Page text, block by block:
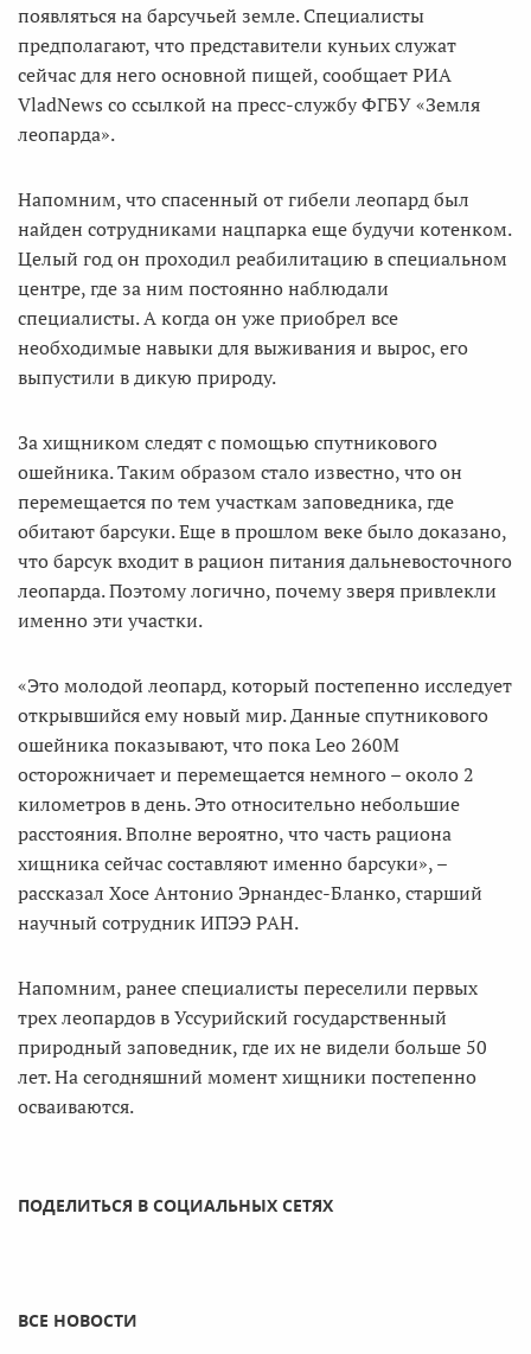
появляться на барсучьей земле. Специалисты
предполагают, что представители куньих служат
сейчас для него основной пищей, сообщает РИА
VladNews со ссылкой на пресс-службу ФГБУ «Земля
леопарда».
Напомним, что спасенный от гибели леопард был
найден сотрудниками нацпарка еще будучи котенком.
Целый год он проходил реабилитацию в специальном
центре, где за ним постоянно наблюдали
специалисты. А когда он уже приобрел все
необходимые навыки для выживания и вырос, его
выпустили в дикую природу.
За хищником следят с помощью спутникового
ошейника. Таким образом стало известно, что он
перемещается по тем участкам заповедника, где
обитают барсуки. Еще в прошлом веке было доказано,
что барсук входит в рацион питания дальневосточного
леопарда. Поэтому логично, почему зверя привлекли
именно эти участки.
«Это молодой леопард, который постепенно исследует
открывшийся ему новый мир. Данные спутникового
ошейника показывают, что пока Leo 260M
осторожничает и перемещается немного – около 2
километров в день. Это относительно небольшие
расстояния. Вполне вероятно, что часть рациона
хищника сейчас составляют именно барсуки», –
рассказал Хосе Антонио Эрнандес-Бланко, старший
научный сотрудник ИПЭЭ РАН.
Напомним, ранее специалисты переселили первых
трех леопардов в Уссурийский государственный
природный заповедник, где их не видели больше 50
лет. На сегодняшний момент хищники постепенно
осваиваются.
ПОДЕЛИТЬСЯ В СОЦИАЛЬНЫХ СЕТЯХ
ВСЕ НОВОСТИ